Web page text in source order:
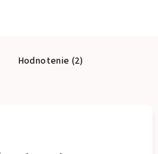
Hodnotenie (2)